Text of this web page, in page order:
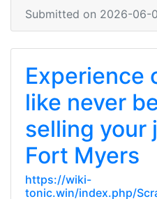
Submitted on 2026-06-
Experience
like never
selling your
Fort Myers
https://wiki-
tonic.win/index.php/